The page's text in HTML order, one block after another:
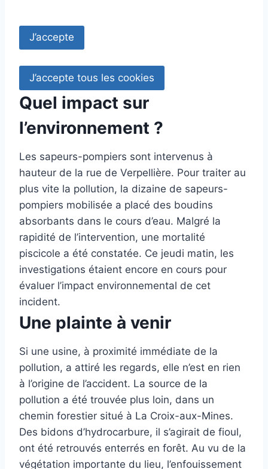
J’accepte
J’accepte tous les cookies
Quel impact sur
l’environnement ?
Les sapeurs-pompiers sont intervenus à
hauteur de la rue de Verpellière. Pour traiter au
plus vite la pollution, la dizaine de sapeurs-
pompiers mobilisée a placé des boudins
absorbants dans le cours d’eau. Malgré la
rapidité de l’intervention, une mortalité
piscicole a été constatée. Ce jeudi matin, les
investigations étaient encore en cours pour
évaluer l’impact environnemental de cet
incident.
Une plainte à venir
Si une usine, à proximité immédiate de la
pollution, a attiré les regards, elle n’est en rien
à l’origine de l’accident. La source de la
pollution a été trouvée plus loin, dans un
chemin forestier situé à La Croix-aux-Mines.
Des bidons d’hydrocarbure, il s’agirait de fioul,
ont été retrouvés enterrés en forêt. Au vu de la
végétation importante du lieu, l’enfouissement